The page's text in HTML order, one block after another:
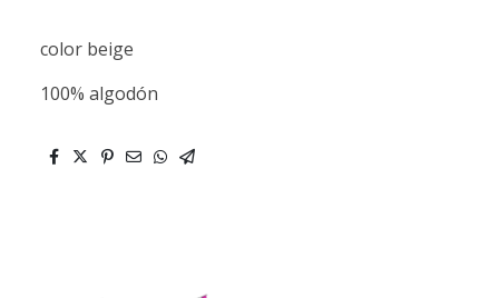
color beige
100% algodón